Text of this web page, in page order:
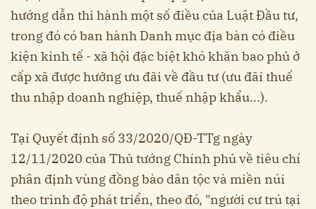
hướng dẫn thi hành một số điều của Luật Đầu tư,
trong đó có ban hành Danh mục địa bàn có điều
kiện kinh tế - xã hội đặc biệt khó khăn bao phủ ở
cấp xã được hưởng ưu đãi về đầu tư (ưu đãi thuế
thu nhập doanh nghiệp, thuế nhập khẩu...).
Tại Quyết định số 33/2020/QĐ-TTg ngày
12/11/2020 của Thủ tướng Chính phủ về tiêu chí
phân định vùng đồng bào dân tộc và miền núi
theo trình độ phát triển, theo đó, "người cư trú tại